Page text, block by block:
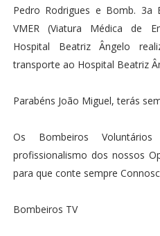
Pedro Rodrigues e Bomb.
VMER (Viatura Médica de
Hospital Beatriz Ângelo
transporte ao Hospital Beatriz
Parabéns João Miguel, terás
Os Bombeiros
profissionalismo dos nossos
para que conte sempre
Bombeiros TV